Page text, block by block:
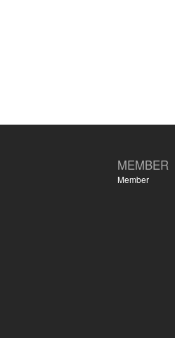
MEMBER
Member